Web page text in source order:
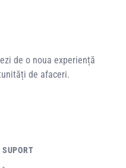
de o noua experiență
de afaceri.
SUPORT